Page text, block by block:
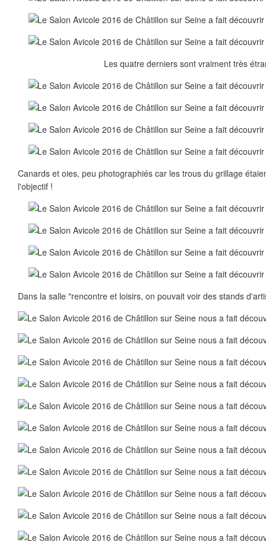
Les quatre derniers sont vraiment très
Canards et oies, peu photographiés car les trous du grillage
l'objectif !
Dans la salle "rencontre et loisirs, on pouvait voir des stands